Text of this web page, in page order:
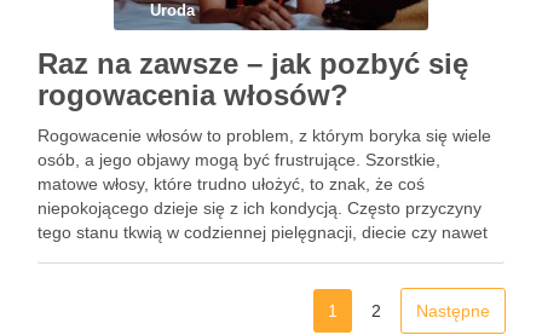
Uroda
Raz na zawsze – jak pozbyć się
rogowacenia włosów?
Rogowacenie włosów to problem, z którym boryka się wiele
osób, a jego objawy mogą być frustrujące. Szorstkie,
matowe włosy, które trudno ułożyć, to znak, że coś
niepokojącego dzieje się z ich kondycją. Często przyczyny
tego stanu tkwią w codziennej pielęgnacji, diecie czy nawet
1
2 Następne